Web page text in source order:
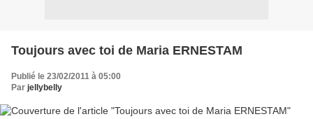
Toujours avec toi de Maria ERNESTAM
Publié le 23/02/2011 à 05:00
Par jellybelly